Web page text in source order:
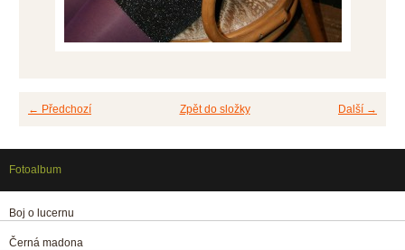
← Předchozí Další →
Zpět do složky
Fotoalbum
Boj o lucernu
Černá madona